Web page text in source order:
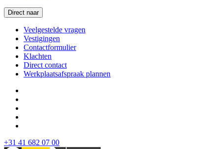
Direct naar
Veelgestelde vragen
Vestigingen
Contactformulier
Klachten
Direct contact
Werkplaatsafspraak plannen
+31 41 682 07 00